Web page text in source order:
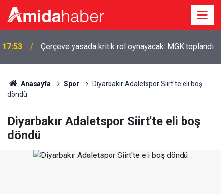
17:53
Çerçeve yasada kritik rol oynayacak: MGK toplandı
17:12
Bingöl'de zincirleme kaza: 5 yaralı
Anasayfa Spor
Diyarbakır Adaletspor Siirt'te eli boş
döndü
Diyarbakır Adaletspor Siirt'te eli boş
döndü